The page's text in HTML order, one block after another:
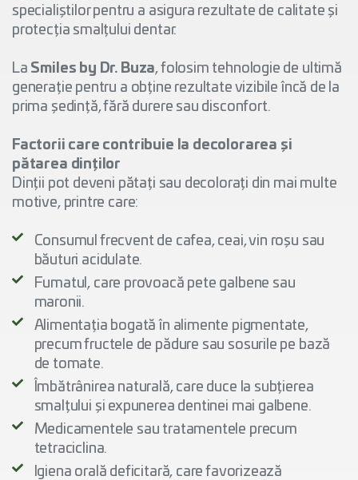
specialiștilor pentru a asigura rezultate de calitate și
protecția smalțului dentar.
La Smiles by Dr. Buza, folosim tehnologie de ultimă
generație pentru a obține rezultate vizibile încă de la
prima ședință, fără durere sau disconfort.
Factorii care contribuie la decolorarea și
pătarea dinților
Dinții pot deveni pătați sau decolorați din mai multe
motive, printre care:
Consumul frecvent de cafea, ceai, vin roșu sau
băuturi acidulate.
Fumatul, care provoacă pete galbene sau
maronii.
Alimentația bogată în alimente pigmentate,
precum fructele de pădure sau sosurile pe bază
de tomate.
Îmbătrânirea naturală, care duce la subțierea
smalțului și expunerea dentinei mai galbene.
Medicamentele sau tratamentele precum
tetraciclina.
Igiena orală deficitară, care favorizează